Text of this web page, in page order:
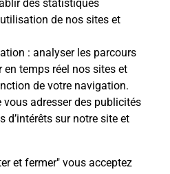
des statistiques
de nos sites et
: analyser les parcours
temps réel nos sites et
de votre navigation.
vous adresser des publicités
d’intérêts sur notre site et
et fermer" vous acceptez
Poste
aujourd'hui à 09h00
onglet